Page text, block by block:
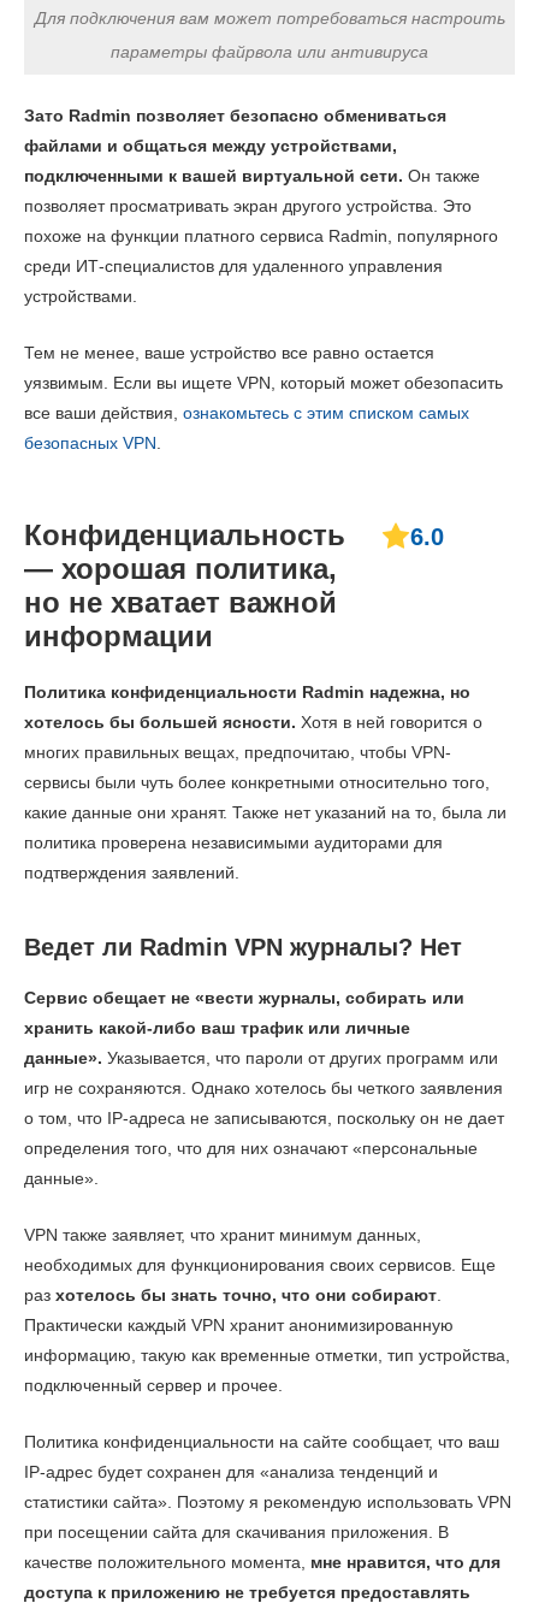
Для подключения вам может потребоваться настроить
параметры файрвола или антивируса
Зато Radmin позволяет безопасно обмениваться
файлами и общаться между устройствами,
подключенными к вашей виртуальной сети. Он также
позволяет просматривать экран другого устройства. Это
похоже на функции платного сервиса Radmin, популярного
среди ИТ-специалистов для удаленного управления
устройствами.
Тем не менее, ваше устройство все равно остается
уязвимым. Если вы ищете VPN, который может обезопасить
все ваши действия, ознакомьтесь с этим списком самых
безопасных VPN
Конфиденциальность
— хорошая политика,
но не хватает важной
информации
6.0
Политика конфиденциальности Radmin надежна, но
хотелось бы большей ясности. Хотя в ней говорится о
многих правильных вещах, предпочитаю, чтобы VPN-
сервисы были чуть более конкретными относительно того,
какие данные они хранят. Также нет указаний на то, была ли
политика проверена независимыми аудиторами для
подтверждения заявлений.
Ведет ли Radmin VPN журналы? Нет
Сервис обещает не «вести журналы, собирать или
хранить какой-либо ваш трафик или личные
данные». Указывается, что пароли от других программ или
игр не сохраняются. Однако хотелось бы четкого заявления
о том, что IP-адреса не записываются, поскольку он не дает
определения того, что для них означают «персональные
данные».
VPN также заявляет, что хранит минимум данных,
необходимых для функционирования своих сервисов. Еще
раз хотелось бы знать точно, что они собирают
Практически каждый VPN хранит анонимизированную
информацию, такую как временные отметки, тип устройства,
подключенный сервер и прочее.
Политика конфиденциальности на сайте сообщает, что ваш
IP-адрес будет сохранен для «анализа тенденций и
статистики сайта». Поэтому я рекомендую использовать VPN
при посещении сайта для скачивания приложения. В
качестве положительного момента, мне нравится, что для
доступа к приложению не требуется предоставлять